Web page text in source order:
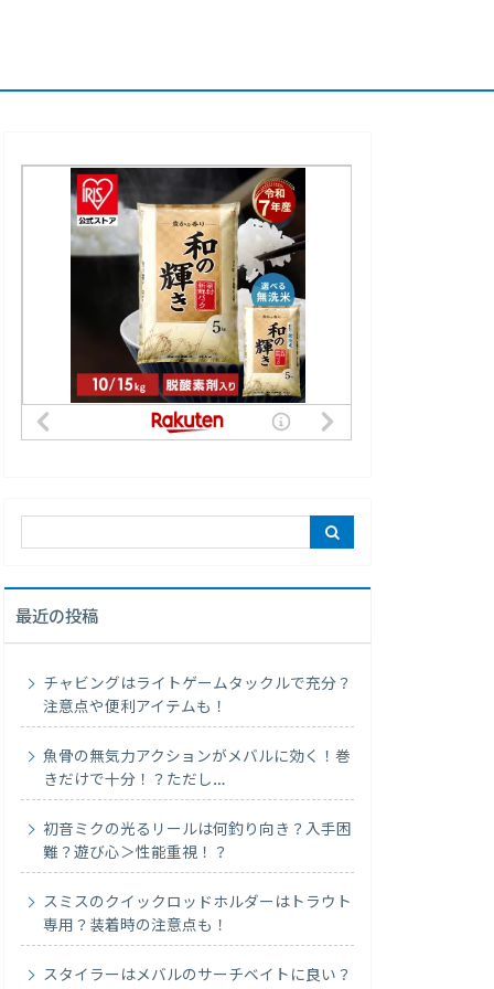
最近の投稿
チャビングはライトゲームタックルで充分？
注意点や便利アイテムも！
魚骨の無気力アクションがメバルに効く！巻
きだけで十分！？ただし…
初音ミクの光るリールは何釣り向き？入手困
難？遊び心＞性能重視！？
スミスのクイックロッドホルダーはトラウト
専用？装着時の注意点も！
スタイラーはメバルのサーチベイトに良い？